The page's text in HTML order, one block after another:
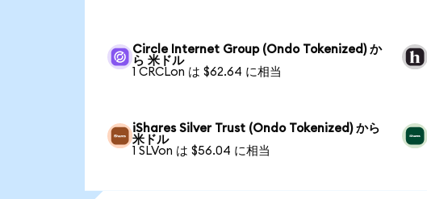
Circle Internet Group (Ondo Tokenized) か
ら 米ドル
1 CRCLon は $62.64 に相当
iShares Silver Trust (Ondo Tokenized) から
米ドル
1 SLVon は $56.04 に相当